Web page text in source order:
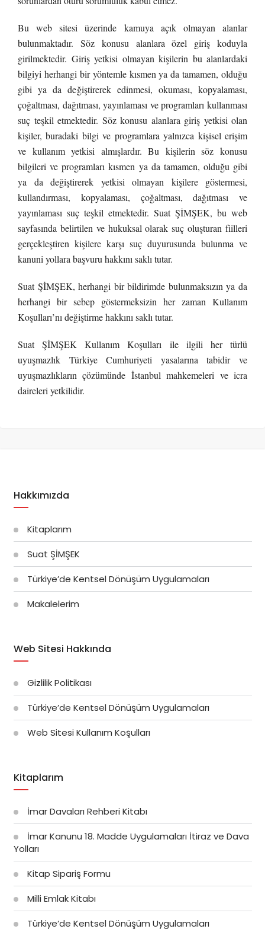
Bu web sitesi üzerinde kamuya açık olmayan alanlar
bulunmaktadır. Söz konusu alanlara özel giriş koduyla
girilmektedir. Giriş yetkisi olmayan kişilerin bu alanlardaki
bilgiyi herhangi bir yöntemle kısmen ya da tamamen, olduğu
gibi ya da değiştirerek edinmesi, okuması, kopyalaması,
çoğaltması, dağıtması, yayınlaması ve programları kullanması
suç teşkil etmektedir. Söz konusu alanlara giriş yetkisi olan
kişiler, buradaki bilgi ve programlara yalnızca kişisel erişim
ve kullanım yetkisi almışlardır. Bu kişilerin söz konusu
bilgileri ve programları kısmen ya da tamamen, olduğu gibi
ya da değiştirerek yetkisi olmayan kişilere göstermesi,
kullandırması, kopyalaması, çoğaltması, dağıtması ve
yayınlaması suç teşkil etmektedir. Suat ŞİMŞEK, bu web
sayfasında belirtilen ve hukuksal olarak suç oluşturan fiilleri
gerçekleştiren kişilere karşı suç duyurusunda bulunma ve
kanuni yollara başvuru hakkını saklı tutar.
Suat ŞİMŞEK, herhangi bir bildirimde bulunmaksızın ya da
herhangi bir sebep göstermeksizin her zaman Kullanım
Koşulları’nı değiştirme hakkını saklı tutar.
Suat ŞİMŞEK Kullanım Koşulları ile ilgili her türlü
uyuşmazlık Türkiye Cumhuriyeti yasalarına tabidir ve
uyuşmazlıkların çözümünde İstanbul mahkemeleri ve icra
daireleri yetkilidir.
Hakkımızda
Kitaplarım
Suat ŞİMŞEK
Türkiye’de Kentsel Dönüşüm Uygulamaları
Makalelerim
Web Sitesi Hakkında
Gizlilik Politikası
Türkiye’de Kentsel Dönüşüm Uygulamaları
Web Sitesi Kullanım Koşulları
Kitaplarım
İmar Davaları Rehberi Kitabı
İmar Kanunu 18. Madde Uygulamaları İtiraz ve Dava
Yolları
Kitap Sipariş Formu
Milli Emlak Kitabı
Türkiye’de Kentsel Dönüşüm Uygulamaları